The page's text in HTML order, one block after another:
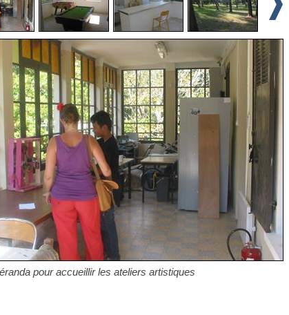
pour accueillir les ateliers artistiques